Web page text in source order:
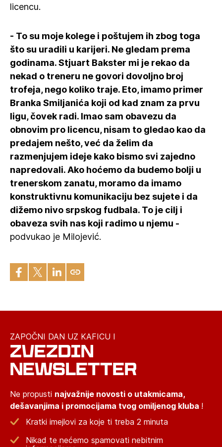
licencu.
- To su moje kolege i poštujem ih zbog toga
što su uradili u karijeri. Ne gledam prema
godinama. Stjuart Bakster mi je rekao da
nekad o treneru ne govori dovoljno broj
trofeja, nego koliko traje. Eto, imamo primer
Branka Smiljanića koji od kad znam za prvu
ligu, čovek radi. Imao sam obavezu da
obnovim pro licencu, nisam to gledao kao da
predajem nešto, već da želim da
razmenjujem ideje kako bismo svi zajedno
napredovali. Ako hoćemo da budemo bolji u
trenerskom zanatu, moramo da imamo
konstruktivnu komunikaciju bez sujete i da
dižemo nivo srpskog fudbala. To je cilj i
obaveza svih nas koji radimo u njemu -
podvukao je Milojević.
ZAPOČNI DAN UZ KAFICU I
ZVEZDIN
NEWSLETTER
Ne propusti najvažnije novosti o utakmicama,
dešavanjima i promocijama tvog omiljenog kluba !
Kratki imejlovi za koje ti treba 2 minuta
Nikad te nećemo spamovati nebitnim